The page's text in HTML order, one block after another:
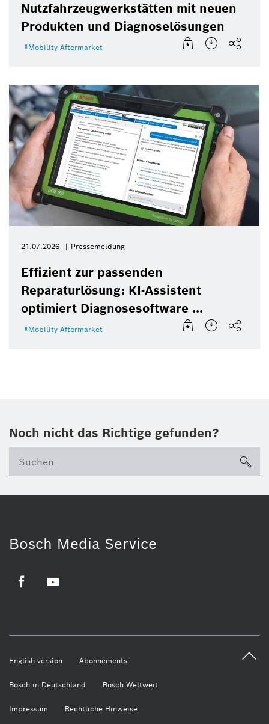
Nutzfahrzeugwerkstätten mit neuen
Produkten und Diagnoselösungen
Mobility Aftermarket
21.07.2026 Pressemeldung
Effizient zur passenden
Reparaturlösung: KI-Assistent
optimiert Diagnosesoftware ...
Mobility Aftermarket
Noch nicht das Richtige gefunden?
Bosch Media Service
English version Abonnements
Bosch in Deutschland Bosch Weltweit
Impressum Rechtliche Hinweise